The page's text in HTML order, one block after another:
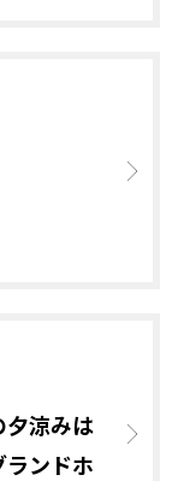
夕涼みは
ランドホ